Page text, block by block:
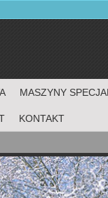
MASZYNY
KONTAKT